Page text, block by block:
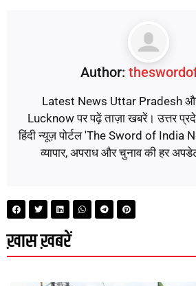
Author:
Latest News Uttar Pradesh
Lucknow पर पढ़ें ताज़ा खबरें। उत्तर
हिंदी न्यूज़ पोर्टल 'The Sword of India
व्यापार, अपराध और चुनाव की हर
ख़ास ख़बरें